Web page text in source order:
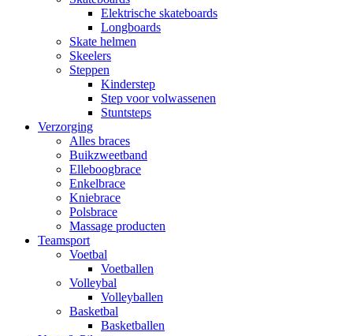
Elektrische skateboards
Longboards
Skate helmen
Skeelers
Steppen
Kinderstep
Step voor volwassenen
Stuntsteps
Verzorging
Alles braces
Buikzweetband
Elleboogbrace
Enkelbrace
Kniebrace
Polsbrace
Massage producten
Teamsport
Voetbal
Voetballen
Volleybal
Volleyballen
Basketbal
Basketballen